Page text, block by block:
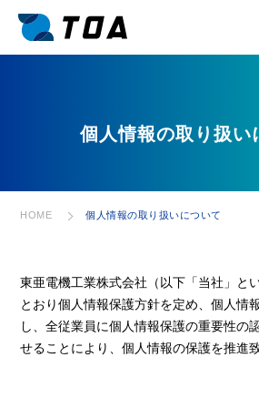
安⼼な電源設備を
あなたのもとへ
「自動化」
電気・電子制御
に加えてモノを
個人情報の取り扱い
HOME 個人情報の取り扱いについて
東亜電機工業株式会社（以下「当社」と
とおり個人情報保護方針を定め、個人情
し、全従業員に個人情報保護の重要性の
せることにより、個人情報の保護を推進